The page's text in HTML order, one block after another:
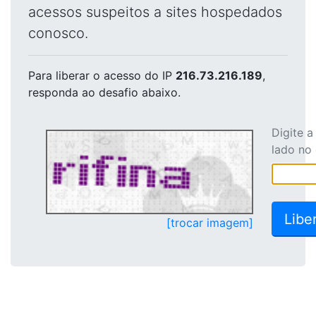
acessos suspeitos a sites hospedados
conosco.
Para liberar o acesso do IP 216.73.216.189,
responda ao desafio abaixo.
[trocar imagem]
Digite
lado no